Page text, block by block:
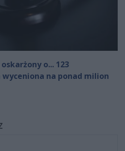
o... 123
na ponad milion